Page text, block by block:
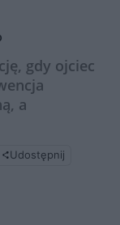
gdy ojciec
a
Udostępnij